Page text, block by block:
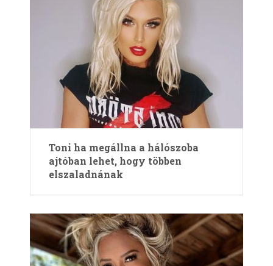
Toni ha megállna a hálószoba
ajtóban lehet, hogy többen
elszaladnának